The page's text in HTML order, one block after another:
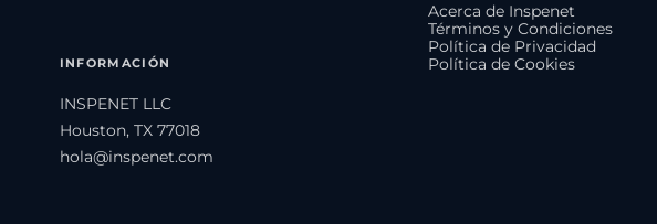
INFORMACIÓN
INSPENET LLC
Houston, TX 77018
hola@inspenet.com
Acerca de Inspenet
Términos y Condiciones
Política de Privacidad
Política de Cookies